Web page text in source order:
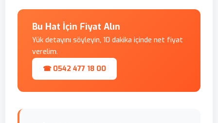
Bu Hat İçin Fiyat Alın
Yük detayını söyleyin, 10 dakika içinde net fiyat
verelim.
☎ 0542 477 18 00